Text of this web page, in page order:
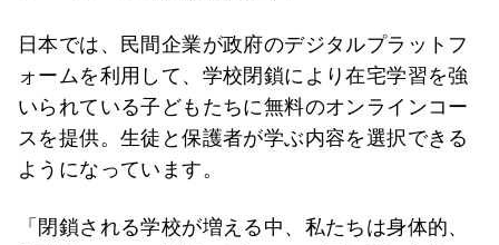
日本では、民間企業が政府のデジタルプラットフ
ォームを利用して、学校閉鎖により在宅学習を強
いられている子どもたちに無料のオンラインコー
スを提供。生徒と保護者が学ぶ内容を選択できる
ようになっています。
「閉鎖される学校が増える中、私たちは身体的、